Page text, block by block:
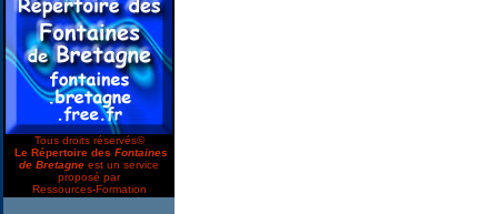
Tous droits réservés©
Le Répertoire des Fontaines
de Bretagne est un service
proposé par
Ressources-Formation